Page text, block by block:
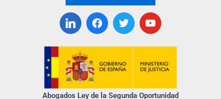
Abogados Ley de la Segunda Oportunidad